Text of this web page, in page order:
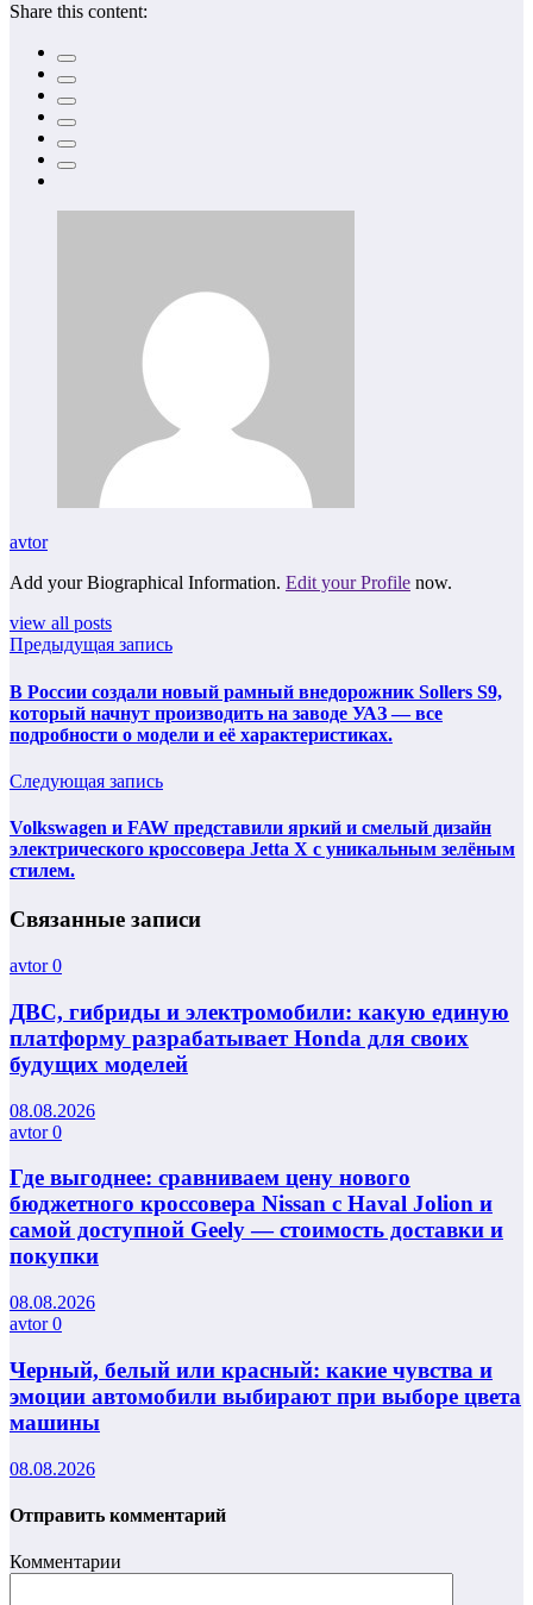
Share this content:
avtor
Add your Biographical Information. Edit your Profile now.
view all posts
Предыдущая запись
В России создали новый рамный внедорожник Sollers S9,
который начнут производить на заводе УАЗ — все
подробности о модели и её характеристиках.
Следующая запись
Volkswagen и FAW представили яркий и смелый дизайн
электрического кроссовера Jetta X с уникальным зелёным
стилем.
Связанные записи
avtor0
ДВС, гибриды и электромобили: какую единую
платформу разрабатывает Honda для своих
будущих моделей
08.08.2026
avtor0
Где выгоднее: сравниваем цену нового
бюджетного кроссовера Nissan с Haval Jolion и
самой доступной Geely — стоимость доставки и
покупки
08.08.2026
avtor0
Черный, белый или красный: какие чувства и
эмоции автомобили выбирают при выборе цвета
машины
08.08.2026
Отправить комментарий
Комментарии